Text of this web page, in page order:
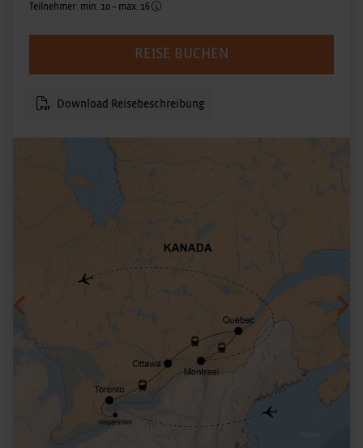
Teilnehmer: min. 10 – max. 16
REISE BUCHEN
Download Reisebeschreibung
Vorheriges